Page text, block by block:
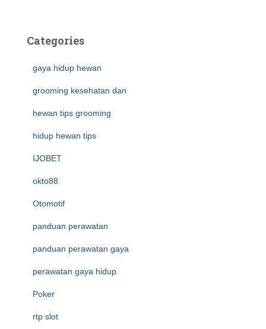
Categories
gaya hidup hewan
grooming kesehatan dan
hewan tips grooming
hidup hewan tips
IJOBET
okto88
Otomotif
panduan perawatan
panduan perawatan gaya
perawatan gaya hidup
Poker
rtp slot